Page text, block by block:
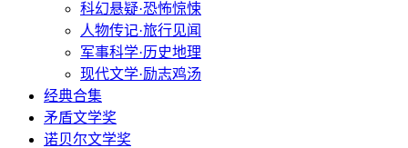
科幻悬疑·恐怖惊悚
人物传记·旅行见闻
军事科学·历史地理
现代文学·励志鸡汤
经典合集
矛盾文学奖
诺贝尔文学奖